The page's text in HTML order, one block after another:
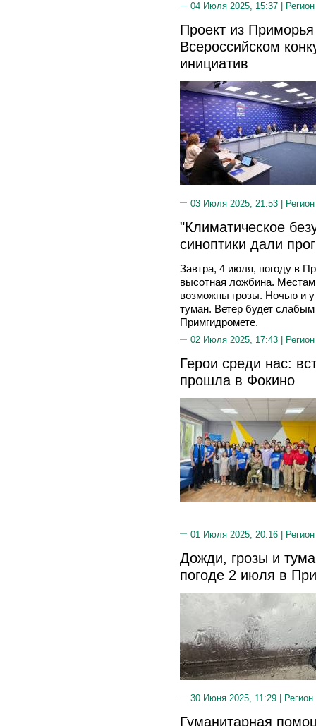
04 Июля 2025, 15:37 |
Проект из
Всероссийском
инициатив
03 Июля 2025, 21:53 |
"Климатическое
синоптики дали
Завтра, 4 июля, погоду в
высотная ложбина.
возможны грозы. Ночью и
туман. Ветер будет
Примгидромете.
02 Июля 2025, 17:43 |
Герои среди нас:
прошла в Фокино
01 Июля 2025, 20:16 |
Дожди, грозы и
погоде 2 июля в
30 Июня 2025, 11:29 |
Гуманитарная